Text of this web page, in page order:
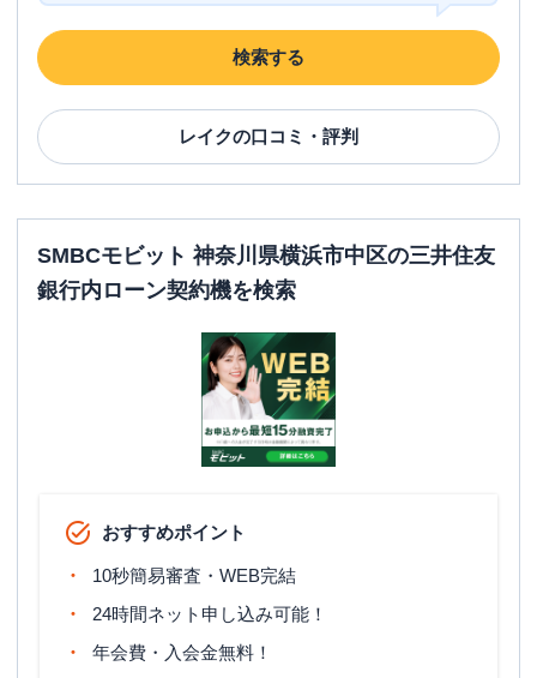
検索する
レイクの口コミ・評判
SMBCモビット 神奈川県横浜市中区の三井住友
銀行内ローン契約機を検索
おすすめポイント
10秒簡易審査・WEB完結
24時間ネット申し込み可能！
年会費・入会金無料！